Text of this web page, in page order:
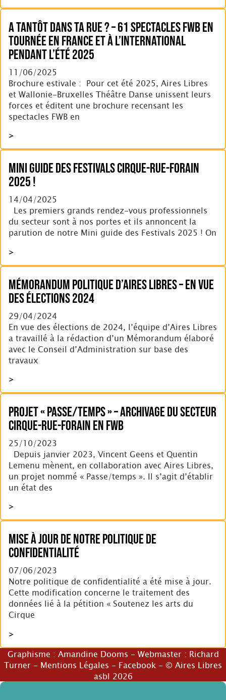
A tantôt dans ta Rue ? – 61 spectacles FWB en
tournée en France et à l’international
pendant l’été 2025
11/06/2025
Brochure estivale : Pour cet été 2025, Aires Libres
et Wallonie-Bruxelles Théâtre Danse unissent leurs
forces et éditent une brochure recensant les
spectacles FWB en
>
Mini Guide des Festivals Cirque-Rue-Forain
2025 !
14/04/2025
Les premiers grands rendez-vous professionnels
du secteur sont à nos portes et ils annoncent la
parution de notre Mini guide des Festivals 2025 ! On
>
Mémorandum Politique d’Aires Libres – En vue
des élections 2024
29/04/2024
En vue des élections de 2024, l’équipe d’Aires Libres
a travaillé à la rédaction d’un Mémorandum élaboré
avec le Conseil d’Administration sur base des
travaux
>
Projet « Passe/temps » – Archivage du secteur
Cirque-Rue-Forain en FWB
25/10/2023
Depuis janvier 2023, Vincent Geens et Quentin
Lemenu mènent, en collaboration avec Aires Libres,
un projet nommé « Passe/temps ». Il s’agit d’établir
un état des
>
Mise à jour de notre politique de
confidentialité
07/06/2023
Notre politique de confidentialité a été mise à jour.
Cette modification concerne le traitement des
données lié à la pétition « Soutenez les arts du
Cirque
>
Graphisme : Amandine Dooms - Webmaster : Richard
Turner - Mentions Légales - Facebook - © Aires Libres
asbl 2026